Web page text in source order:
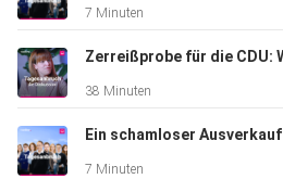
7 Minuten
38 Minuten
Ein schamloser Ausverkauf
7 Minuten